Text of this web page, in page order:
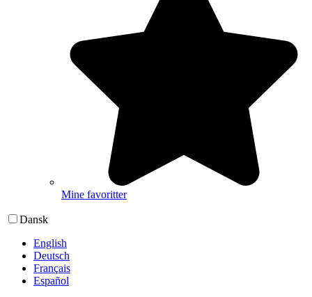
Mine favoritter
Dansk
English
Deutsch
Français
Español